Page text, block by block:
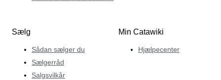
Sælg
Sådan sælger du
Sælgerråd
Salgsvilkår
Min Catawiki
Hjælpecenter